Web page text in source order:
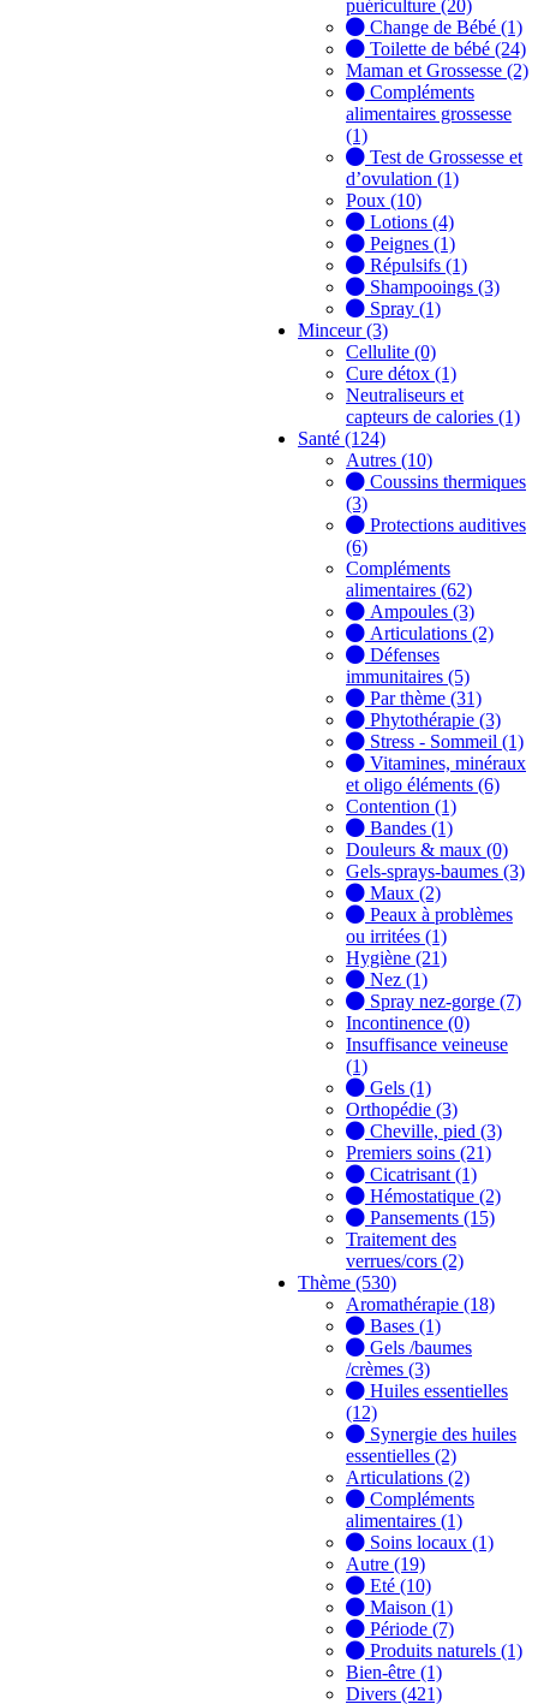
puériculture (20)
Change de Bébé (1)
Toilette de bébé (24)
Maman et Grossesse (2)
Compléments
alimentaires grossesse
(1)
Test de Grossesse et
d’ovulation (1)
Poux (10)
Lotions (4)
Peignes (1)
Répulsifs (1)
Shampooings (3)
Spray (1)
Minceur (3)
Cellulite (0)
Cure détox (1)
Neutraliseurs et
capteurs de calories (1)
Santé (124)
Autres (10)
Coussins thermiques
(3)
Protections auditives
(6)
Compléments
alimentaires (62)
Ampoules (3)
Articulations (2)
Défenses
immunitaires (5)
Par thème (31)
Phytothérapie (3)
Stress - Sommeil (1)
Vitamines, minéraux
et oligo éléments (6)
Contention (1)
Bandes (1)
Douleurs & maux (0)
Gels-sprays-baumes (3)
Maux (2)
Peaux à problèmes
ou irritées (1)
Hygiène (21)
Nez (1)
Spray nez-gorge (7)
Incontinence (0)
Insuffisance veineuse
(1)
Gels (1)
Orthopédie (3)
Cheville, pied (3)
Premiers soins (21)
Cicatrisant (1)
Hémostatique (2)
Pansements (15)
Traitement des
verrues/cors (2)
Thème (530)
Aromathérapie (18)
Bases (1)
Gels /baumes
/crèmes (3)
Huiles essentielles
(12)
Synergie des huiles
essentielles (2)
Articulations (2)
Compléments
alimentaires (1)
Soins locaux (1)
Autre (19)
Eté (10)
Maison (1)
Période (7)
Produits naturels (1)
Bien-être (1)
Divers (421)